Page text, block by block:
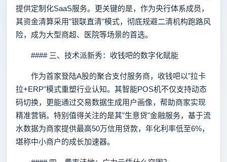
提供定制化SaaS服务。更关键的是，作为央行体系成员，
其资金清算采用"银联直清"模式，彻底规避二清机构跑路风
险，成为大型商超、医院等场景的首选。
#### 三、技术派新秀：收钱吧的数字化赋能
作为首家登陆A股的聚合支付服务商，收钱吧以"拉卡
拉+ERP"模式重塑行业认知。其智能POS机不仅支持动态
码切换，更能通过交易数据生成用户画像，帮助商家实现
精准营销。特别值得关注的是其"生意贷"金融服务，基于流
水数据为商家提供最高50万信用贷款，年化利率低至6%，
堪称中小商户的成长加速器。